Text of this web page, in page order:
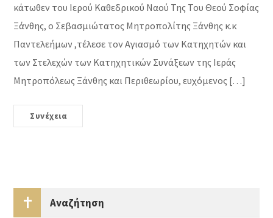
κάτωθεν του Ιερού Καθεδρικού Ναού Της Του Θεού Σοφίας
Ξάνθης, ο Σεβασμιώτατος Μητροπολίτης Ξάνθης κ.κ
Παντελεήμων ,τέλεσε τον Αγιασμό των Κατηχητών και
των Στελεχών των Κατηχητικών Συνάξεων της Ιεράς
Μητροπόλεως Ξάνθης και Περιθεωρίου, ευχόμενος […]
Συνέχεια
Αναζήτηση